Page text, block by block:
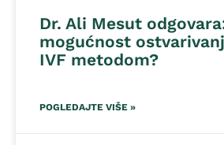
Dr. Ali Mesut
mogućnost
IVF metodom?
POGLEDAJTE VIŠE »